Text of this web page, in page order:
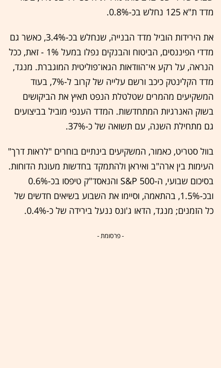
מדד ת"א 125 נחלש בכ-0.8%.
את הירידות הוביל מדד הבנייה, שנחלש בכ-3.4%, כאשר גם
מדדי הפיננסים, הביטוח והבנקים נפלו במעל 1% - זאת, ככל
הנראה, על רקע אי־הוודאות הגאו־פוליטית המוגברת. מנגד,
מדד הקלינטק כיכב ורשם עלייה של קרוב ל-7%, בעוד
המשקיעים מהמרים שטלטלת הנפט תאיץ את הביקושים
בשוק האנרגיות המתחדשות. המדד הענפי מוביל בביצועים
גם מתחילת השנה, עם תשואה של כ-37%.
בוול סטריט, כאמור, המשקיעים בינתיים בוחרים "לראות דרך"
העימות בין ארה"ב ואיראן ולהתמקד בחדשות מעונת הדוחות.
בסיכום שבועי, ה-S&P 500 והנאסד"ק טיפסו בכ-0.6%
ובכ-1.5%, בהתאמה, וסיימו את השבוע בשיאים חדשים של
כל הזמנים; מנגד, הדאו ג'ונס ננעל בירידה של כ-0.4%.
- פרסומת -